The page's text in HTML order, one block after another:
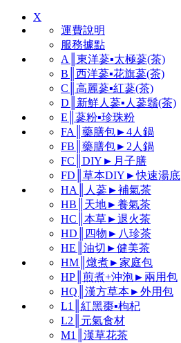
X
運費說明
服務據點
A║東洋蔘▪太極蔘(茶)
B║西洋蔘▪花旗蔘(茶)
C║高麗蔘▪紅蔘(茶)
D║新鮮人蔘▪人蔘鬚(茶)
E║蔘粉▪珍珠粉
FA║藥膳包►4人鍋
FB║藥膳包►2人鍋
FC║DIY►月子膳
FD║草本DIY►快速湯底
HA║人蔘►補氣茶
HB║天地►養氣茶
HC║本草►退火茶
HD║四物►八珍茶
HE║油切►健美茶
HM║燉煮►家庭包
HP║煎煮+沖泡►兩用包
HQ║漢方草本►外用包
L1║紅黑棗▪枸杞
L2║元氣食材
M1║漢草花茶